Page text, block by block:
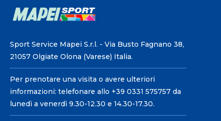
Sport Service Mapei S.r.l. - Via Busto Fagnano 38,
21057 Olgiate Olona (Varese) Italia.
Per prenotare una visita o avere ulteriori
informazioni: telefonare allo +39 0331 575757 da
lunedì a venerdì 9.30-12.30 e 14.30-17.30.